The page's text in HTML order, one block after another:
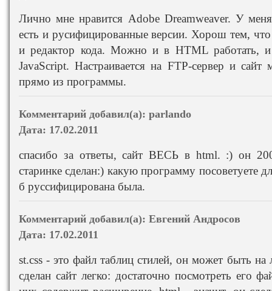
Лично мне нравится Adobe Dreamweaver. У
есть и русифицированные версии. Хорош тем, что
и редактор кода. Можно и в HTML работать,
JavaScript. Настраивается на FTP-сервер и
прямо из программы.
Комментарий добавил(а): parlando
Дата: 17.02.2011
спасибо за ответы, сайт ВЕСЬ в html. :) он
старинке сделан:) какую программу посоветуете
б руссифицирована была.
Комментарий добавил(а): Евгений Андросов
Дата: 17.02.2011
st.css - это файл таблиц стилей, он может быть
сделан сайт легко: достаточно посмотреть его